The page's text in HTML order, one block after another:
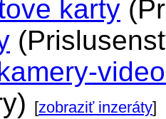
karty
[zobraziť inzeráty]